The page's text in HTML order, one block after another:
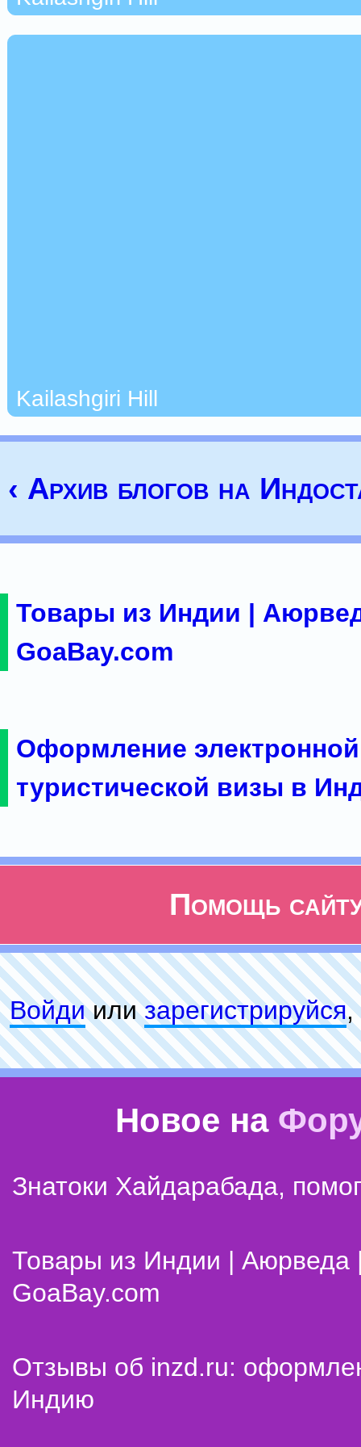
Kailashgiri Hill
‹ Архив блогов на
Товары из Индии |
GoaBay.com
Оформление электронной
туристической визы в
Помощь
Войдиилизарeгиcтpируйся,
Новое на
Знатоки Хайдарабада,
Товары из Индии | Аюрведа
GoaBay.com
Отзывы об inzd.ru:
Индию